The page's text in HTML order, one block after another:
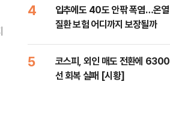
4
입추에도 40도 안팎 폭염…온열
질환 보험 어디까지 보장될까
5
코스피, 외인 매도 전환에 6300
선 회복 실패 [시황]